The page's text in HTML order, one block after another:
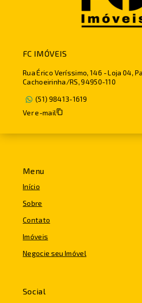
Menu
Início
Sobre
Contato
Imóveis
Negocie seu Imóvel
Social
FC IMÓVEIS
Rua Érico Veríssimo, 146 - Loja 04,
Cachoeirinha/RS, 94950-110
(51) 98413-1619
Ver e-mail